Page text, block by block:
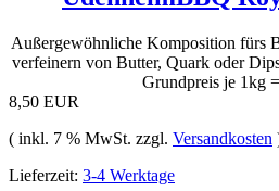
Außergewöhnliche Komposition fürs
verfeinern von Butter, Quark oder
Grundpreis je 1kg
8,50 EUR
( inkl. 7 % MwSt. zzgl. Versandkosten
Lieferzeit: 3-4 Werktage